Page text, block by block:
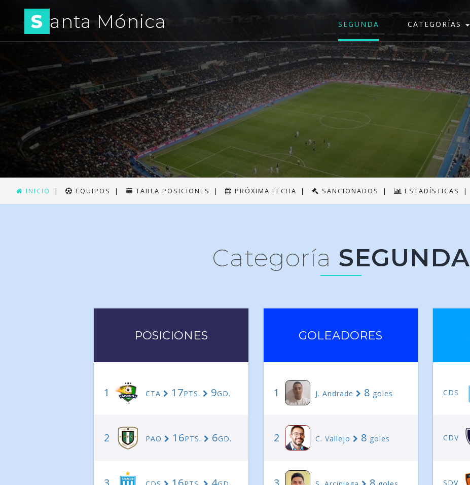
S anta Mónica SEGUNDA CATEGORÍAS
INICIO | EQUIPOS | TABLA POSICIONES | PRÓXIMA FECHA | SANCIONADOS | ESTADÍSTICAS |
Categoría SEGUNDA
POSICIONES
1 CTA 17PTS. 9GD.
2 PAO 16PTS. 6GD.
GOLEADORES
1 J. Andrade 8 goles
2 C. Vallejo 8 goles
CDS
CDV
SDV